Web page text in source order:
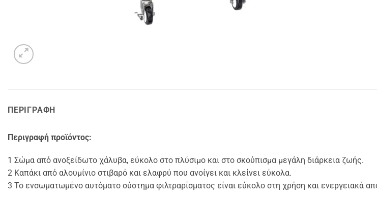
ΠΕΡΙΓΡΑΦΉ
Περιγραφή προϊόντος:
1 Σώμα από ανοξείδωτο χάλυβα, εύκολο στο πλύσιμο και στο σκούπισμα μεγάλη διάρκεια ζωής.
2 Καπάκι από αλουμίνιο στιβαρό και ελαφρύ που ανοίγει και κλείνει εύκολα.
3 Το ενσωματωμένο αυτόματο σύστημα φιλτραρίσματος είναι εύκολο στη χρήση και ενεργειακά